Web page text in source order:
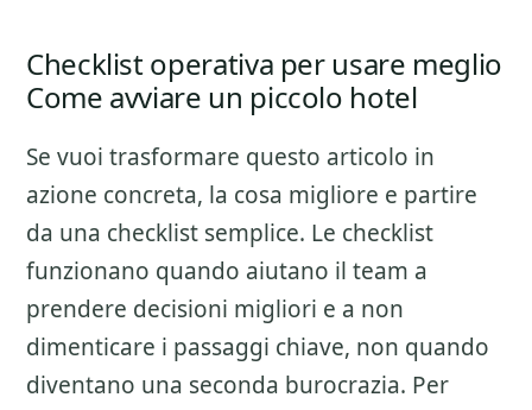
Checklist operativa per usare meglio
Come avviare un piccolo hotel
Se vuoi trasformare questo articolo in
azione concreta, la cosa migliore e partire
da una checklist semplice. Le checklist
funzionano quando aiutano il team a
prendere decisioni migliori e a non
dimenticare i passaggi chiave, non quando
diventano una seconda burocrazia. Per